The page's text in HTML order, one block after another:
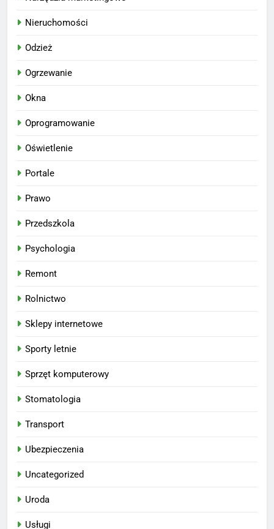
Nieruchomości
Odzież
Ogrzewanie
Okna
Oprogramowanie
Oświetlenie
Portale
Prawo
Przedszkola
Psychologia
Remont
Rolnictwo
Sklepy internetowe
Sporty letnie
Sprzęt komputerowy
Stomatologia
Transport
Ubezpieczenia
Uncategorized
Uroda
Usługi